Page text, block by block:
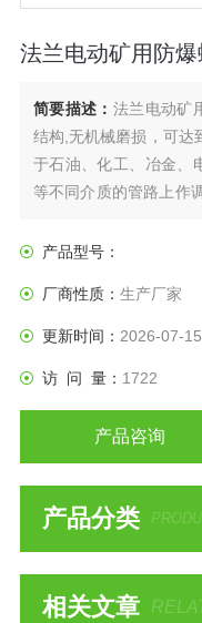
法兰电动矿用防爆
简要描述： 法兰电动矿
结构,无机械磨损，可达
于石油、化工、冶金、
等不同介质的管路上作
煤气、可燃气体、腐蚀
产品型号：
厂商性质： 生产厂家
更新时间： 2026-07-15
访 问 量： 1722
产品咨询
产品分类
相关文章